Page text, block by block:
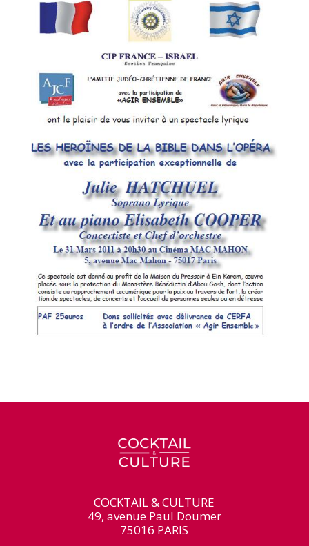
COCKTAIL & CULTURE
49, avenue Paul Doumer
75016 PARIS